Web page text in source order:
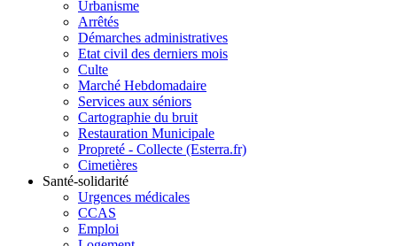
Urbanisme
Arrêtés
Démarches administratives
Etat civil des derniers mois
Culte
Marché Hebdomadaire
Services aux séniors
Cartographie du bruit
Restauration Municipale
Propreté - Collecte (Esterra.fr)
Cimetières
Santé-solidarité
Urgences médicales
CCAS
Emploi